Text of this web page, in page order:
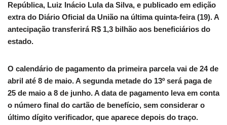
República, Luiz Inácio Lula da Silva, e publicado em edição
extra do Diário Oficial da União na última quinta-feira (19). A
antecipação transferirá R$ 1,3 bilhão aos beneficiários do
estado.
O calendário de pagamento da primeira parcela vai de 24 de
abril até 8 de maio. A segunda metade do 13º será paga de
25 de maio a 8 de junho. A data de pagamento leva em conta
o número final do cartão de benefício, sem considerar o
último dígito verificador, que aparece depois do traço.